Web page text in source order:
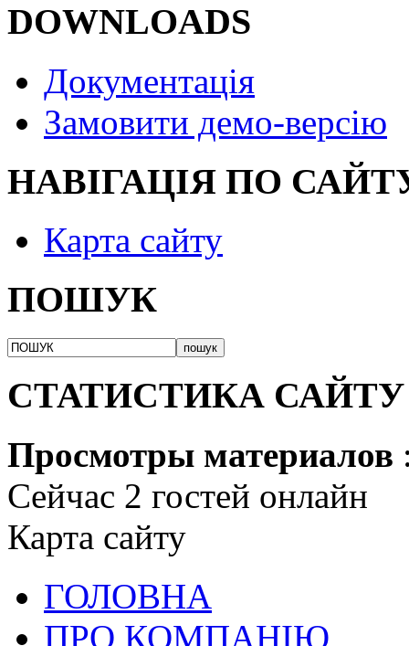
DOWNLOADS
Документація
Замовити демо-версію
НАВІГАЦІЯ ПО
Карта сайту
ПОШУК
СТАТИСТИКА САЙТУ
Просмотры материалов
Сейчас 2 гостей онлайн
Карта сайту
ГОЛОВНА
ПРО КОМПАНІЮ